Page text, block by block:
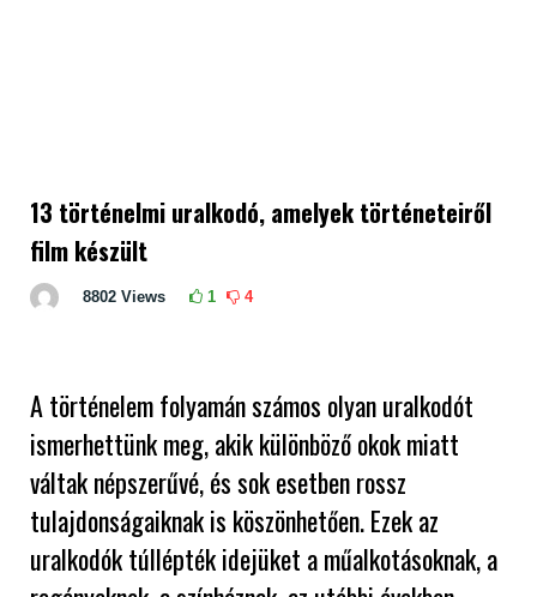
13 történelmi uralkodó, amelyek történeteiről
film készült
8802 Views 1 4
A történelem folyamán számos olyan uralkodót
ismerhettünk meg, akik különböző okok miatt
váltak népszerűvé, és sok esetben rossz
tulajdonságaiknak is köszönhetően. Ezek az
uralkodók túllépték idejüket a műalkotásoknak, a